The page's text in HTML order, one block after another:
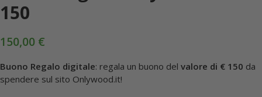
150
150,00 €
Buono Regalo digitale: regala un buono del valore di € 150 da
spendere sul sito Onlywood.it!